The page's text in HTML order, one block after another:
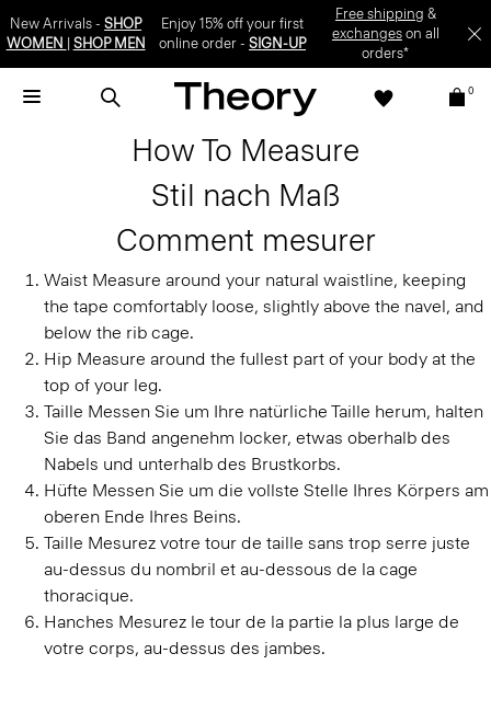
SIGN-UP
How To Measure
Stil nach Maß
Comment mesurer
Measure around your natural waistline, keeping
the tape comfortably loose, slightly above the navel, and
below the rib cage.
Hip
Measure around the fullest part of your body at the
top of your leg.
TailleMessen Sie um Ihre natürliche Taille herum, halten
Sie das Band angenehm locker, etwas oberhalb des
Nabels und unterhalb des Brustkorbs.
Hüfte
Messen Sie um die vollste Stelle Ihres Körpers am
oberen Ende Ihres Beins.
Taille
Mesurez votre tour de taille sans trop serre juste
au-dessus du nombril et au-dessous de la cage
thoracique.
Hanches
votre corps, au-dessus des jambes.